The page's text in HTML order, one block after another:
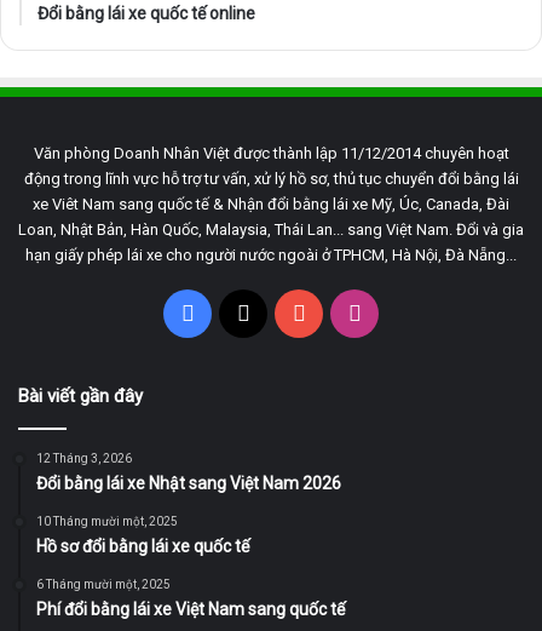
Đổi bằng lái xe quốc tế online
Văn phòng Doanh Nhân Việt được thành lập 11/12/2014 chuyên hoạt
động trong lĩnh vực hỗ trợ tư vấn, xử lý hồ sơ, thủ tục chuyển đổi bằng lái
xe Viêt Nam sang quốc tế & Nhận đổi bằng lái xe Mỹ, Úc, Canada, Đài
Loan, Nhật Bản, Hàn Quốc, Malaysia, Thái Lan... sang Việt Nam. Đổi và gia
hạn giấy phép lái xe cho người nước ngoài ở TPHCM, Hà Nội, Đà Nẵng...
Facebook YouTubeInstagram
Bài viết gần đây
12 Tháng 3, 2026
Đổi bằng lái xe Nhật sang Việt Nam 2026
10 Tháng mười một, 2025
Hồ sơ đổi bằng lái xe quốc tế
6 Tháng mười một, 2025
Phí đổi bằng lái xe Việt Nam sang quốc tế